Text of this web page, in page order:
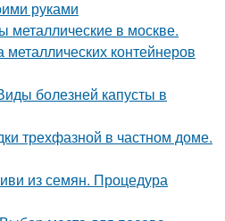
руками
металлические в москве.
контейнеров
болезней капусты в
трехфазной в частном доме.
из семян. Процедура